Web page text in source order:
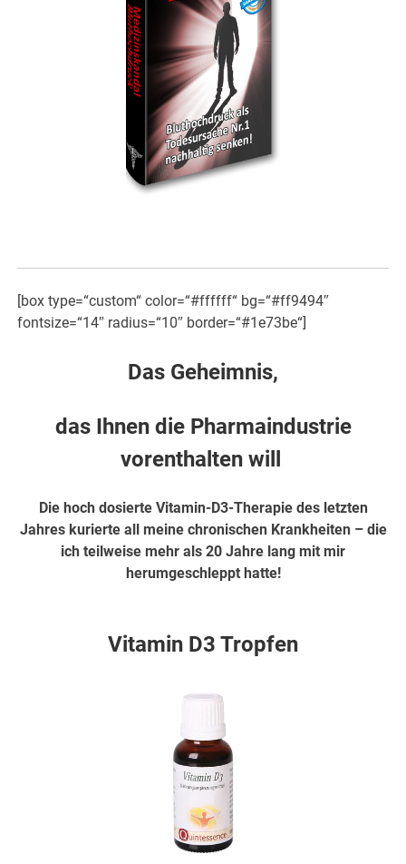
[box type=“custom“ color=“#ffffff“ bg=“#ff9494″
fontsize=“14″ radius=“10″ border=“#1e73be“]
Das Geheimnis,
das Ihnen die Pharmaindustrie
vorenthalten will
Die hoch dosierte Vitamin-D3-Therapie des letzten
Jahres kurierte all meine chronischen Krankheiten – die
ich teilweise mehr als 20 Jahre lang mit mir
herumgeschleppt hatte!
Vitamin D3 Tropfen